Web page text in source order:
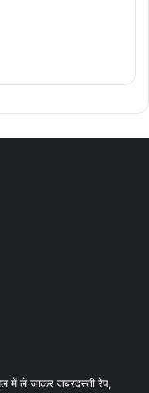
में ले जाकर जबरदस्ती रेप,